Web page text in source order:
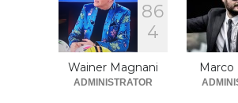
Sono solo
squadre che
promosse la
successiva alla
retrocessione
86
4
Wainer Magnani
ADMINISTRATOR
Marco